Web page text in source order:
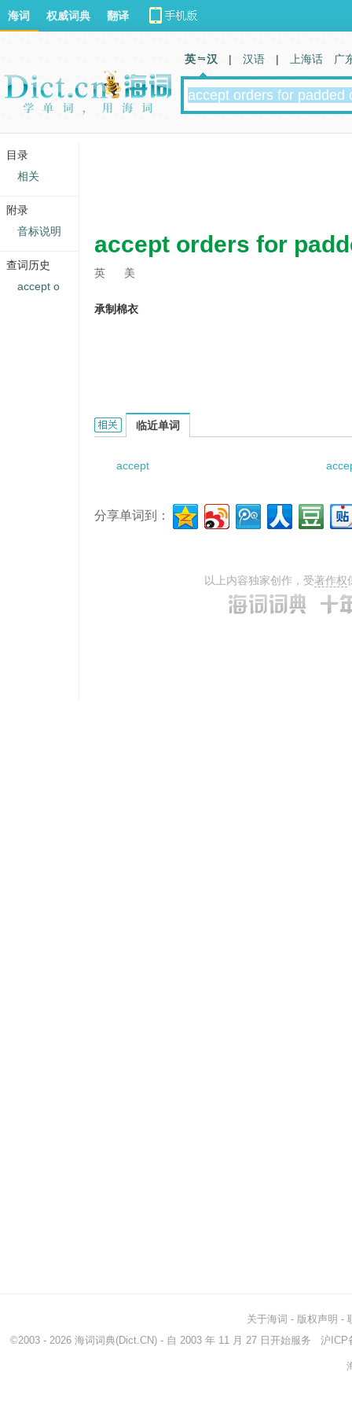
accept orders for
英 美
承制棉衣
accept orders for padded clothes的相关资料：
临近单词
accept
分享单词到：
以上内容独家创作，受著作权
海词 权威词典 翻译
英 汉 | 汉语 | 上海话 广
关于海词 - 版权声明 -
©2003 - 2026 海词词典(Dict.CN) - 自 2003 年 11 月 27 日开始服务 沪ICP
目录
相关
附录
音标说明
查词历史
accept o